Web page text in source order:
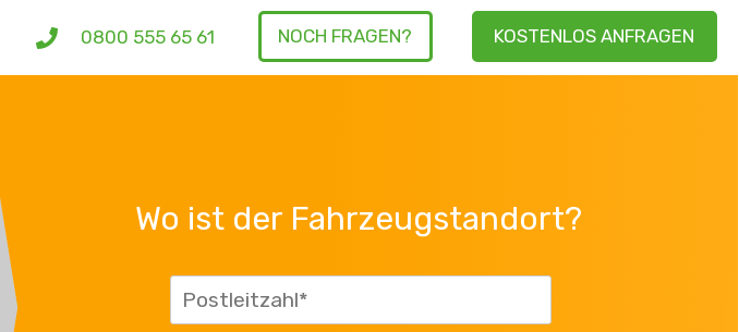
0800 555 65 61 NOCH FRAGEN? KOSTENLOS ANFRAGEN
Wo ist der Fahrzeugstandort?